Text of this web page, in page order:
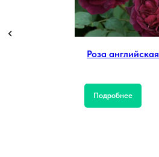
Роза английская
Подробнее